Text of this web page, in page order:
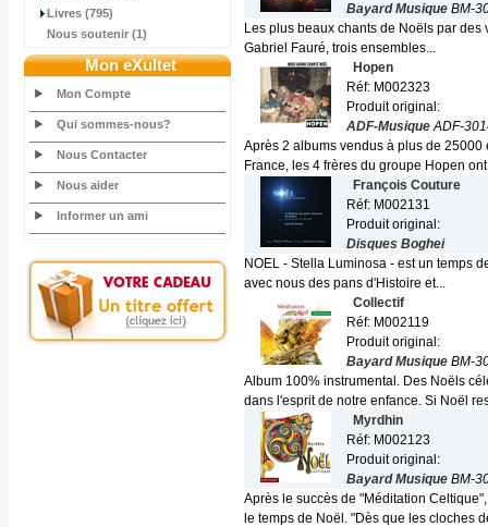
Livres (795)
Nous soutenir (1)
Mon eXultet
Mon Compte
Qui sommes-nous?
Nous Contacter
Nous aider
Informer un ami
Bayard Musique BM-
Les plus beaux chants de Noëls par
Gabriel Fauré, trois ensembles...
Hopen
Réf: M002323
Produit original:
ADF-MusiqueADF-
Après 2 albums vendus à plus de
France, les 4 frères du groupe Hopen
François Couture
Réf: M002131
Produit original:
Disques Boghei
NOEL - Stella Luminosa - est un temps
avec nous des pans d'Histoire et...
Collectif
Réf: M002119
Produit original:
Bayard Musique BM-
Album 100% instrumental. Des Noëls
dans l'esprit de notre enfance. Si Noël
Myrdhin
Réf: M002123
Produit original:
Bayard Musique BM-
Après le succès de "Méditation
le temps de Noël. "Dès que les cloches